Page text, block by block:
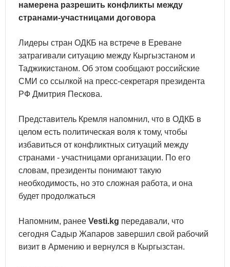
намерена разрешить конфликты между
странами-участницами договора
Лидеры стран ОДКБ на встрече в Ереване
затрагивали ситуацию между Кыргызстаном и
Таджикистаном. Об этом сообщают российские
СМИ со ссылкой на пресс-секретаря президента
РФ Дмитрия Пескова.
Представитель Кремля напомнил, что в ОДКБ в
целом есть политическая воля к тому, чтобы
избавиться от конфликтных ситуаций между
странами - участницами организации. По его
словам, президенты понимают такую
необходимость, но это сложная работа, и она
будет продолжаться
Напомним, ранее Vesti.kg передавали, что
сегодня Садыр Жапаров завершил свой рабочий
визит в Армению и вернулся в Кыргызстан.